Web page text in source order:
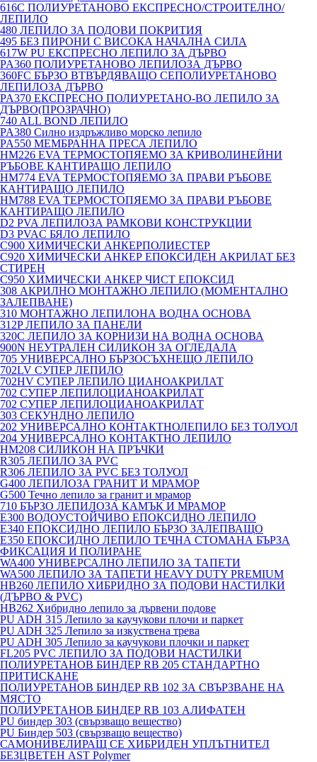
616C ПОЛИУРЕТАНОВО ЕКСПРЕСНО/СТРОИТЕЛНО/
ЛЕПИЛО
480 ЛЕПИЛО ЗА ПОДОВИ ПОКРИТИЯ
495 БЕЗ ПИРОНИ С ВИСОКА НАЧАЛНА СИЛА
617W PU ЕКСПРЕСНО ЛЕПИЛО ЗА ДЪРВО
PA360 ПОЛИУРЕТАНОВО ЛЕПИЛОЗА ДЪРВО
360FC БЪРЗО ВТВЪРДЯВАЩО СЕПОЛИУРЕТАНОВО
ЛЕПИЛОЗА ДЪРВО
PA370 ЕКСПРЕСНО ПОЛИУРЕТАНО-ВО ЛЕПИЛО ЗА
ДЪРВО(ПРОЗРАЧНО)
740 ALL BOND ЛЕПИЛО
PA380 Силно издръжливо морско лепило
PA550 МЕМБРАННА ПРЕСА ЛЕПИЛО
HM226 EVA ТЕРМОСТОПЯЕМО ЗА КРИВОЛИНЕЙНИ
РЪБОВЕ КАНТИРАЩО ЛЕПИЛО
HM774 EVA ТЕРМОСТОПЯЕМО ЗА ПРАВИ РЪБОВЕ
КАНТИРАЩО ЛЕПИЛО
HM788 EVA ТЕРМОСТОПЯЕМО ЗА ПРАВИ РЪБОВЕ
КАНТИРАЩО ЛЕПИЛО
D2 PVA ЛЕПИЛОЗА РАМКОВИ КОНСТРУКЦИИ
D3 PVAC БЯЛО ЛЕПИЛО
C900 ХИМИЧЕСКИ АНКЕРПОЛИЕСТЕP
C920 ХИМИЧЕСКИ АНКЕР ЕПОКСИДЕН АКРИЛАТ БЕЗ
СТИРЕН
C950 ХИМИЧЕСКИ АНКЕР ЧИСТ ЕПОКСИД
308 АКРИЛНО МОНТАЖНО ЛЕПИЛО (МОМЕНТАЛНО
ЗАЛЕПВАНЕ)
310 МОНТАЖНО ЛЕПИЛОНА ВОДНА ОСНОВА
312P ЛЕПИЛО ЗА ПАНЕЛИ
320C ЛЕПИЛО ЗА КОРНИЗИ НА ВОДНА ОСНОВА
900N НЕУТРАЛЕН СИЛИКОН ЗА ОГЛЕДАЛА
705 УНИВЕРСАЛНО БЪРЗОСЪХНЕЩО ЛЕПИЛО
702LV СУПЕР ЛЕПИЛО
702HV СУПЕР ЛЕПИЛО ЦИАНОАКРИЛАТ
702 СУПЕР ЛЕПИЛОЦИАНОАКРИЛАТ
702 СУПЕР ЛЕПИЛОЦИАНОАКРИЛАТ
303 СЕКУНДНО ЛЕПИЛО
202 УНИВЕРСАЛНО КОНТАКТНОЛЕПИЛО БЕЗ ТОЛУОЛ
204 УНИВЕРСАЛНО КОНТАКТНО ЛЕПИЛО
HM208 СИЛИКОН НА ПРЪЧКИ
R305 ЛЕПИЛО ЗА PVC
R306 ЛЕПИЛО ЗА PVC БЕЗ ТОЛУОЛ
G400 ЛЕПИЛОЗА ГРАНИТ И МРАМОP
G500 Течно лепило за гранит и мрамор
710 БЪРЗО ЛЕПИЛОЗА КАМЪК И МРАМОP
E300 ВОДОУСТОЙЧИВО ЕПОКСИДНО ЛЕПИЛО
E340 ЕПОКСИДНО ЛЕПИЛО БЪРЗО ЗАЛЕПВАЩО
E350 ЕПОКСИДНО ЛЕПИЛО ТЕЧНА СТОМАНА БЪРЗА
ФИКСАЦИЯ И ПОЛИРАНЕ
WA400 УНИВЕРСАЛНО ЛЕПИЛО ЗА ТАПЕТИ
WA500 ЛЕПИЛО ЗА ТАПЕТИ HEAVY DUTY PREMIUM
HB260 ЛЕПИЛО ХИБРИДНО ЗА ПОДОВИ НАСТИЛКИ
(ДЪРВО & PVC)
HB262 Хибридно лепило за дървени подове
PU ADH 315 Лепило за каучукови плочи и паркет
PU ADH 325 Лепило за изкуствена трева
PU ADH 305 Лепило за каучукови плочки и паркет
FL205 PVC ЛЕПИЛО ЗА ПОДОВИ НАСТИЛКИ
ПОЛИУРЕТАНОВ БИНДЕР RB 205 СТАНДАРТНО
ПРИТИСКАНЕ
ПОЛИУРЕТАНОВ БИНДЕР RB 102 ЗА СВЪРЗВАНЕ НА
МЯСТО
ПОЛИУРЕТАНОВ БИНДЕР RB 103 АЛИФАТЕН
PU биндер 303 (свързващо вещество)
PU Биндер 503 (свързващо вещество)
САМОНИВЕЛИРАЩ СЕ ХИБРИДЕН УПЛЪТНИТЕЛ
БЕЗЦВЕТЕН AST Polymer